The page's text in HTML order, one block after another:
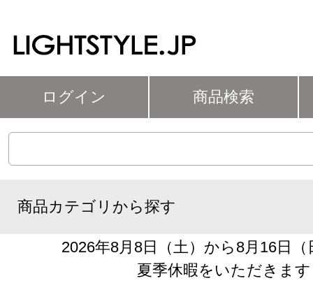
ログイン 商品検索
商品カテゴリから探す
2026年8月8日（土）から8月16日
夏季休暇をいただきます